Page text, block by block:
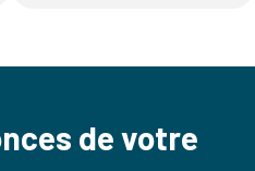
de votre